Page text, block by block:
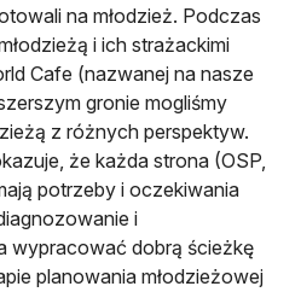
na młodzież. Podczas
i ich strażackimi
Cafe (nazwanej na nasze
gronie mogliśmy
z różnych perspektyw.
że każda strona (OSP,
potrzeby i oczekiwania
i
wypracować dobrą ścieżkę
planowania młodzieżowej